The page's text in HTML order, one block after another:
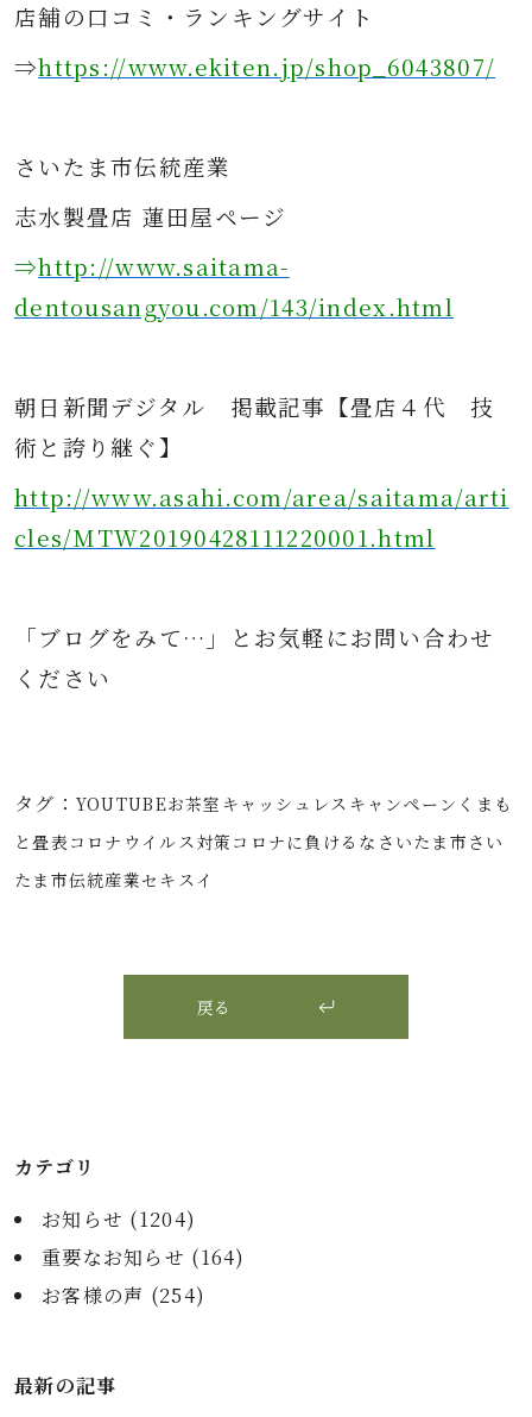
店舗の口コミ・ランキングサイト
⇒https://www.ekiten.jp/shop_6043807/
さ いたま市伝統産業
志水製畳店 蓮田屋ページ
⇒http://www.saitama-
dentousangyou.com/143/index.html
朝日新聞デジタル 掲載記事 【畳店４代 技
術と誇り継ぐ】
http://www.asahi.com/area/saitama/arti
cles/MTW20190428111220001.html
「ブログをみて…」とお気軽にお問い合わせ
ください
タグ： YOUTUBEお茶室 キャッシュレス キャンペーン くまも
と畳表 コロナウイルス対策 コロナに負けるな さいたま市 さい
たま市伝統産業セキスイ
戻る
カテゴリ
お知らせ (1204)
重要なお知らせ (164)
お客様の声 (254)
最新の記事